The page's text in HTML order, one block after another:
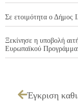
Σε ετοιμότητα ο Δήμος
Ξεκίνησε η υποβολή
Ευρωπαϊκού